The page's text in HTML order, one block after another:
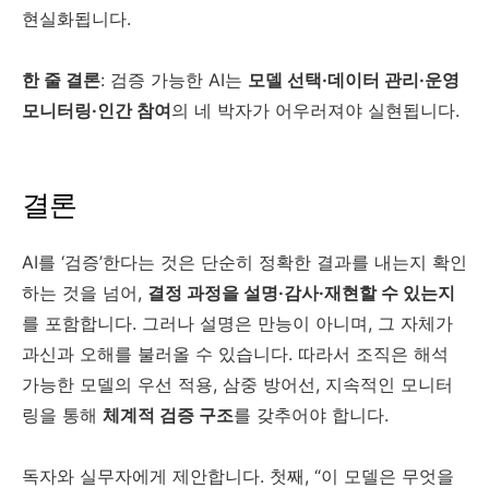
현실화됩니다.
한 줄 결론: 검증 가능한 AI는 모델 선택·데이터 관리·운영
모니터링·인간 참여의 네 박자가 어우러져야 실현됩니다.
결론
AI를 ‘검증’한다는 것은 단순히 정확한 결과를 내는지 확인
하는 것을 넘어, 결정 과정을 설명·감사·재현할 수 있는지
를 포함합니다. 그러나 설명은 만능이 아니며, 그 자체가
과신과 오해를 불러올 수 있습니다. 따라서 조직은 해석
가능한 모델의 우선 적용, 삼중 방어선, 지속적인 모니터
링을 통해 체계적 검증 구조를 갖추어야 합니다.
독자와 실무자에게 제안합니다. 첫째, “이 모델은 무엇을